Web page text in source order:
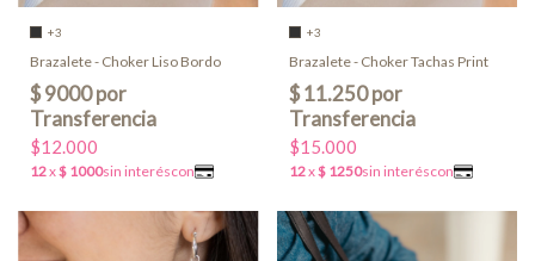
+3
Brazalete - Choker Liso Bordo
$12.000
+3
Brazalete - Choker Tachas Print
$15.000